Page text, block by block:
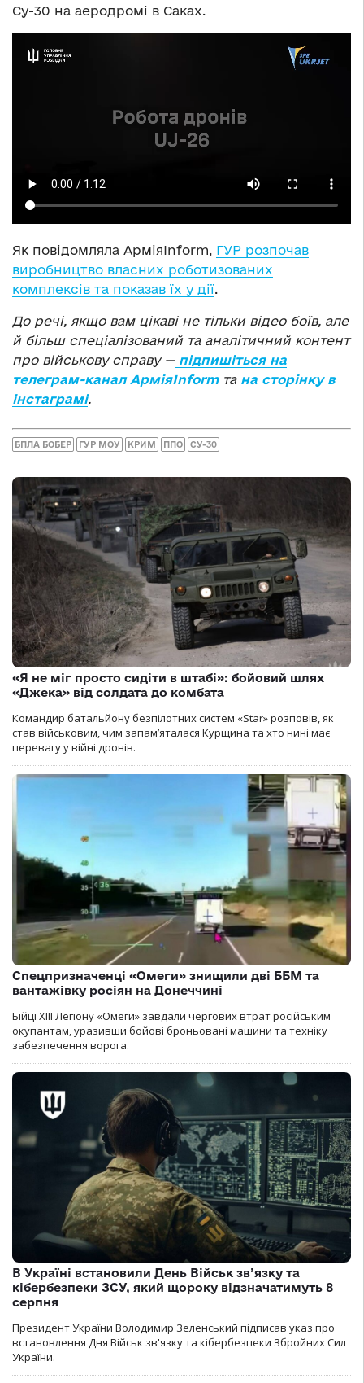
Су-30 на аеродромі в Саках.
Як повідомляла АрміяInform, ГУР розпочав
виробництво власних роботизованих
комплексів та показав їх у дії.
До речі, якщо вам цікаві не тільки відео боїв, але
й більш спеціалізований та аналітичний контент
про військову справу — підпишіться на
телеграм-канал АрміяInform та на сторінку в
інстаграмі.
БПЛА БОБЕР ГУР МОУ КРИМ ППО СУ-30
«Я не міг просто сидіти в штабі»: бойовий шлях
«Джека» від солдата до комбата
Командир батальйону безпілотних систем «Star» розповів, як
став військовим, чим запам’яталася Курщина та хто нині має
перевагу у війні дронів.
Спецпризначенці «Омеги» знищили дві ББМ та
вантажівку росіян на Донеччині
Бійці ХІІІ Легіону «Омеги» завдали чергових втрат російським
окупантам, уразивши бойові броньовані машини та техніку
забезпечення ворога.
В Україні встановили День Військ зв’язку та
кібербезпеки ЗСУ, який щороку відзначатимуть 8
серпня
Президент України Володимир Зеленський підписав указ про
встановлення Дня Військ зв'язку та кібербезпеки Збройних Сил
України.